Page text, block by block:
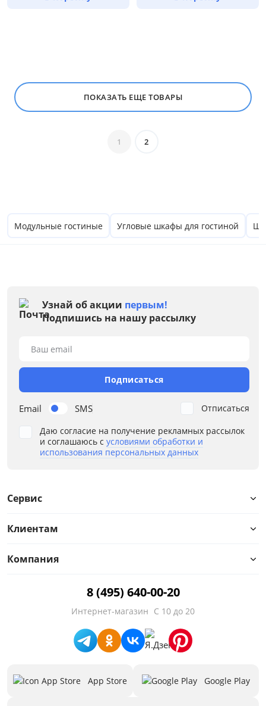
Коричневый
от до
до
Высота, см
Наполнение
Предложения
ПОКАЗАТЬ ЕЩЕ ТОВАРЫ
1 2
Модульные гостиные Угловые шкафы для гостиной
Узнай об акции первым!
Подпишись на нашу рассылку
Email SMS
Ваш email
Подписаться
Даю согласие на получение рекламных рассылок
и соглашаюсь с условиями обработки и
использования персональных данных
Отписаться
Сервис
Клиентам
Компания
8 (495) 640-00-20
Интернет-магазин С 10 до 20
App Store Google Play